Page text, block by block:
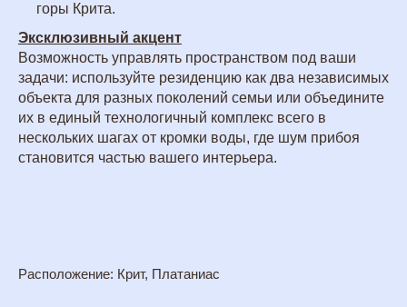
горы Крита.
Эксклюзивный акцент
Возможность управлять пространством под ваши
задачи: используйте резиденцию как два независимых
объекта для разных поколений семьи или объедините
их в единый технологичный комплекс всего в
нескольких шагах от кромки воды, где шум прибоя
становится частью вашего интерьера.
Расположение: Крит, Платаниас